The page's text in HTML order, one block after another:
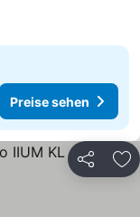
Preise sehen
Teilen